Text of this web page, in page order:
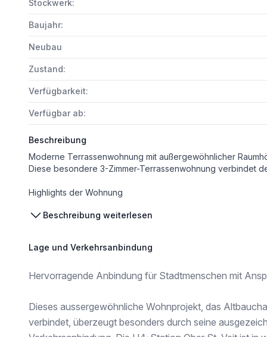
Stockwerk:
Baujahr:
Neubau
Zustand:
Verfügbarkeit:
Verfügbar ab:
Beschreibung
Diese besondere 3-Zimmer-Terrassenwohnung verbindet den Charme des hochwertig sanierten Altbaus mit der klaren Modernität des angebauten Neubaus. Besonders beeindruckend ist die
Highlights der Wohnung
- Hochwertige Einbauküche, inkl. Marken-Geräten
- Innovatives Heizsystem: Infrarot-Konvektoren (fernsteuerbar über App) & Fußboden-
- LED-Grundbeleuchtung in allen Funktionsbereichen
- Ruhige Gartenlage
- Raumhöhe bis zu 3,00 m
Beschreibung weiterlesen
Lage und Verkehrsanbindung
Hervorragende Anbindung für Stadtmenschen mit
Dieses aussergewöhnliche Wohnprojekt, das
verbindet, überzeugt besonders durch seine